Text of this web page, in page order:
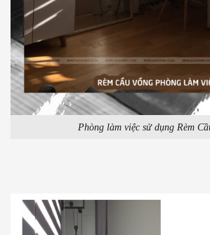
Phòng làm việc sử dụng Rèm